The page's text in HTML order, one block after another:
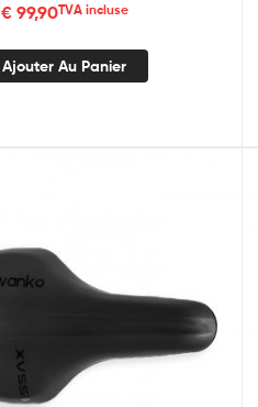
€99,90TVA incluse
Ajouter Au Panier